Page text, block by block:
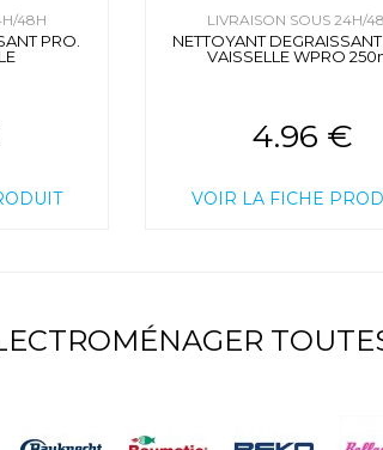
48H
PRO.
LIVRAISON SOUS 24H/
NETTOYANT
VAISSELLE WPRO
4.96 €
VOIR LA FICHE